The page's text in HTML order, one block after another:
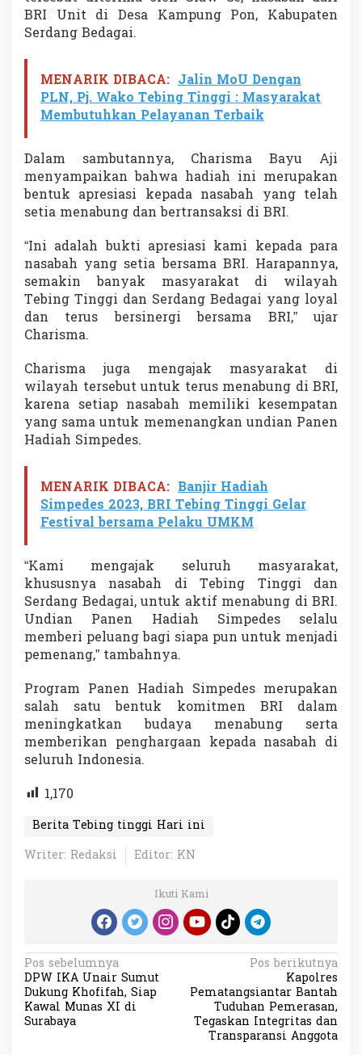
a
n
m
p
e
d
s
2
0
2
5
BRI Unit di Desa Kampung Pon, Kabupaten
Serdang Bedagai.
MENARIK DIBACA: Jalin MoU Dengan
PLN, Pj. Wako Tebing Tinggi : Masyarakat
Membutuhkan Pelayanan Terbaik
Dalam sambutannya, Charisma Bayu Aji
menyampaikan bahwa hadiah ini merupakan
bentuk apresiasi kepada nasabah yang telah
setia menabung dan bertransaksi di BRI.
“Ini adalah bukti apresiasi kami kepada para
nasabah yang setia bersama BRI. Harapannya,
semakin banyak masyarakat di wilayah
Tebing Tinggi dan Serdang Bedagai yang loyal
dan terus bersinergi bersama BRI,” ujar
Charisma.
Charisma juga mengajak masyarakat di
wilayah tersebut untuk terus menabung di BRI,
karena setiap nasabah memiliki kesempatan
yang sama untuk memenangkan undian Panen
Hadiah Simpedes.
MENARIK DIBACA: Banjir Hadiah
Simpedes 2023, BRI Tebing Tinggi Gelar
Festival bersama Pelaku UMKM
“Kami mengajak seluruh masyarakat,
khususnya nasabah di Tebing Tinggi dan
Serdang Bedagai, untuk aktif menabung di BRI.
Undian Panen Hadiah Simpedes selalu
memberi peluang bagi siapa pun untuk menjadi
pemenang,” tambahnya.
Program Panen Hadiah Simpedes merupakan
salah satu bentuk komitmen BRI dalam
meningkatkan budaya menabung serta
memberikan penghargaan kepada nasabah di
seluruh Indonesia.
1,170
Berita Tebing tinggi Hari ini
Writer: Redaksi
Editor: KN
Ikuti Kami
N
a
v
Pos sebelumnya
DPW IKA Unair Sumut
Dukung Khofifah, Siap
Kawal Munas XI di
Surabaya
Pos berikutnya
Kapolres
Pematangsiantar Bantah
Tuduhan Pemerasan,
Tegaskan Integritas dan
Transparansi Anggota